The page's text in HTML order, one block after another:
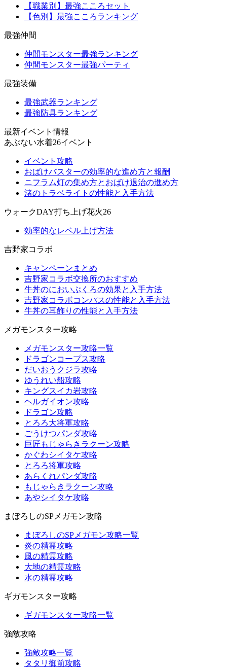
【職業別】最強こころセット
【色別】最強こころランキング
最強仲間
仲間モンスター最強ランキング
仲間モンスター最強パーティ
最強装備
最強武器ランキング
最強防具ランキング
最新イベント情報
あぶない水着26イベント
イベント攻略
おばけバスターの効率的な進め方と報酬
ニフラム灯の集め方とおばけ退治の進め方
渚のトラベライトの性能と入手方法
ウォークDAY打ち上げ花火26
効率的なレベル上げ方法
吉野家コラボ
キャンペーンまとめ
吉野家コラボ交換所のおすすめ
牛丼のにおいぶくろの効果と入手方法
吉野家コラボコンパスの性能と入手方法
牛丼の耳飾りの性能と入手方法
メガモンスター攻略
メガモンスター攻略一覧
ドラゴンコープス攻略
だいおうクジラ攻略
ゆうれい船攻略
キングスイカ岩攻略
ヘルガイオン攻略
ドラゴン攻略
とろろ大将軍攻略
ごうけつパンダ攻略
巨匠もじゃらきラクーン攻略
かぐわシイタケ攻略
とろろ将軍攻略
あらくれパンダ攻略
もじゃらきラクーン攻略
あやシイタケ攻略
まぼろしのSPメガモン攻略
まぼろしのSPメガモン攻略一覧
炎の精霊攻略
風の精霊攻略
大地の精霊攻略
水の精霊攻略
ギガモンスター攻略
ギガモンスター攻略一覧
強敵攻略
強敵攻略一覧
タタリ御前攻略